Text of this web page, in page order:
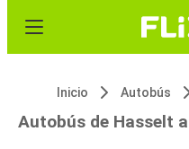
Inicio Autobús
Autobús de Hasselt